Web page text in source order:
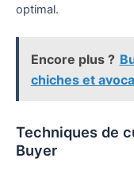
optimal.
Encore plus ?
chiches et
Techniques de
Buyer